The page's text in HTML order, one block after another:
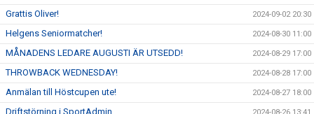
Grattis Oliver! 2024-09-02 20:30
Helgens Seniormatcher! 2024-08-30 11:00
MÅNADENS LEDARE AUGUSTI ÄR UTSEDD! 2024-08-29 17:00
THROWBACK WEDNESDAY! 2024-08-28 17:00
Anmälan till Höstcupen ute! 2024-08-27 18:00
Driftstörning i SportAdmin 2024-08-26 13:41